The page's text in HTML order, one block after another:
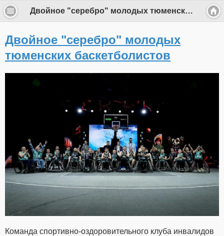
Двойное "серебро" молодых тюменских баскетболистов
Двойное "серебро" молодых
тюменских баскетболистов
Команда спортивно-оздоровительного клуба инвалидов